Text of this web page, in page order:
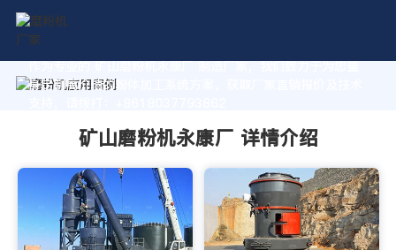
作为专业的 矿山磨粉机永康厂 制造厂家，我们致力于为您量
身定制高价值的粉体加工系统方案。获取厂家直销报价及技术
矿山磨粉机永康厂 详情介绍